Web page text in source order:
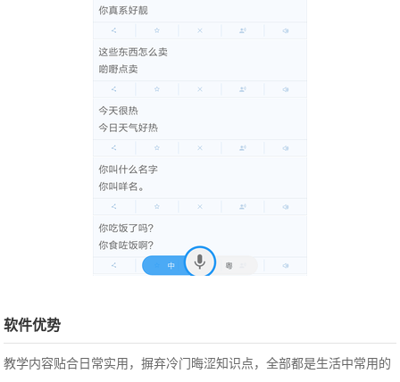
软件优势
教学内容贴合日常实用，摒弃冷门晦涩知识点，全部都是生活中常用的